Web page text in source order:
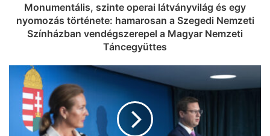
Monumentális, szinte operai látványvilág és egy
nyomozás története: hamarosan a Szegedi Nemzeti
Színházban vendégszerepel a Magyar Nemzeti
Táncegyüttes